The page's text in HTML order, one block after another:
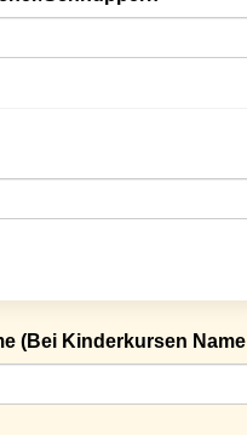
(Bei Kinderkursen